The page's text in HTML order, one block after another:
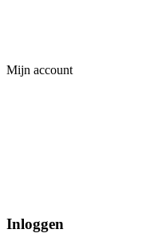
Mijn account
Inloggen